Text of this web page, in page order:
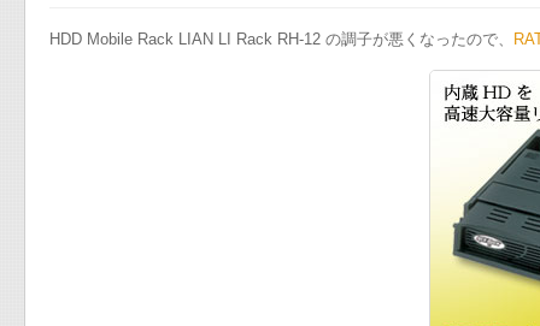
HDD Mobile Rack LIAN LI Rack RH-12 の調子が悪くなったので、